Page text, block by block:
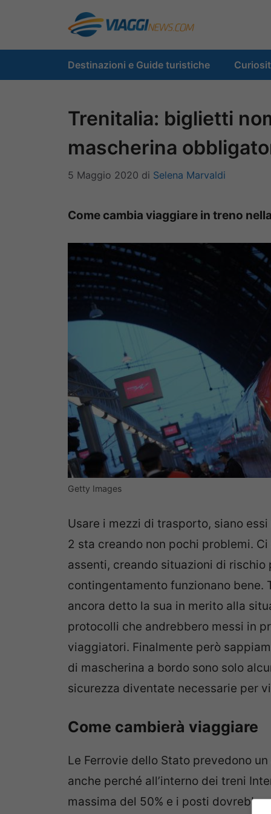
contenuto
Destinazioni e Guide turistiche
Trenitalia: biglietti
mascherina
5 Maggio 2020 di Selena Marvaldi
Come cambia viaggiare in treno
Getty Images
Usare i mezzi di trasporto, siano
2 sta creando non pochi problemi.
assenti, creando situazioni di
contingentamento funzionano bene.
ancora detto la sua in merito alla
protocolli che andrebbero messi in
viaggiatori. Finalmente però
di mascherina a bordo sono solo
sicurezza diventate necessarie per
Come cambierà viaggiare
Le Ferrovie dello Stato prevedono
anche perché all’interno dei treni
massima del 50% e i posti